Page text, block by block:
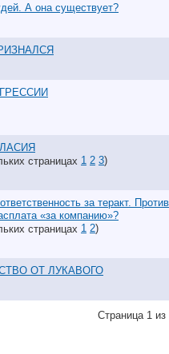
А она существует?
1 2 3)
за теракт.
«за компанию»?
1 2)
ОТ ЛУКАВОГО
Страница 1 из